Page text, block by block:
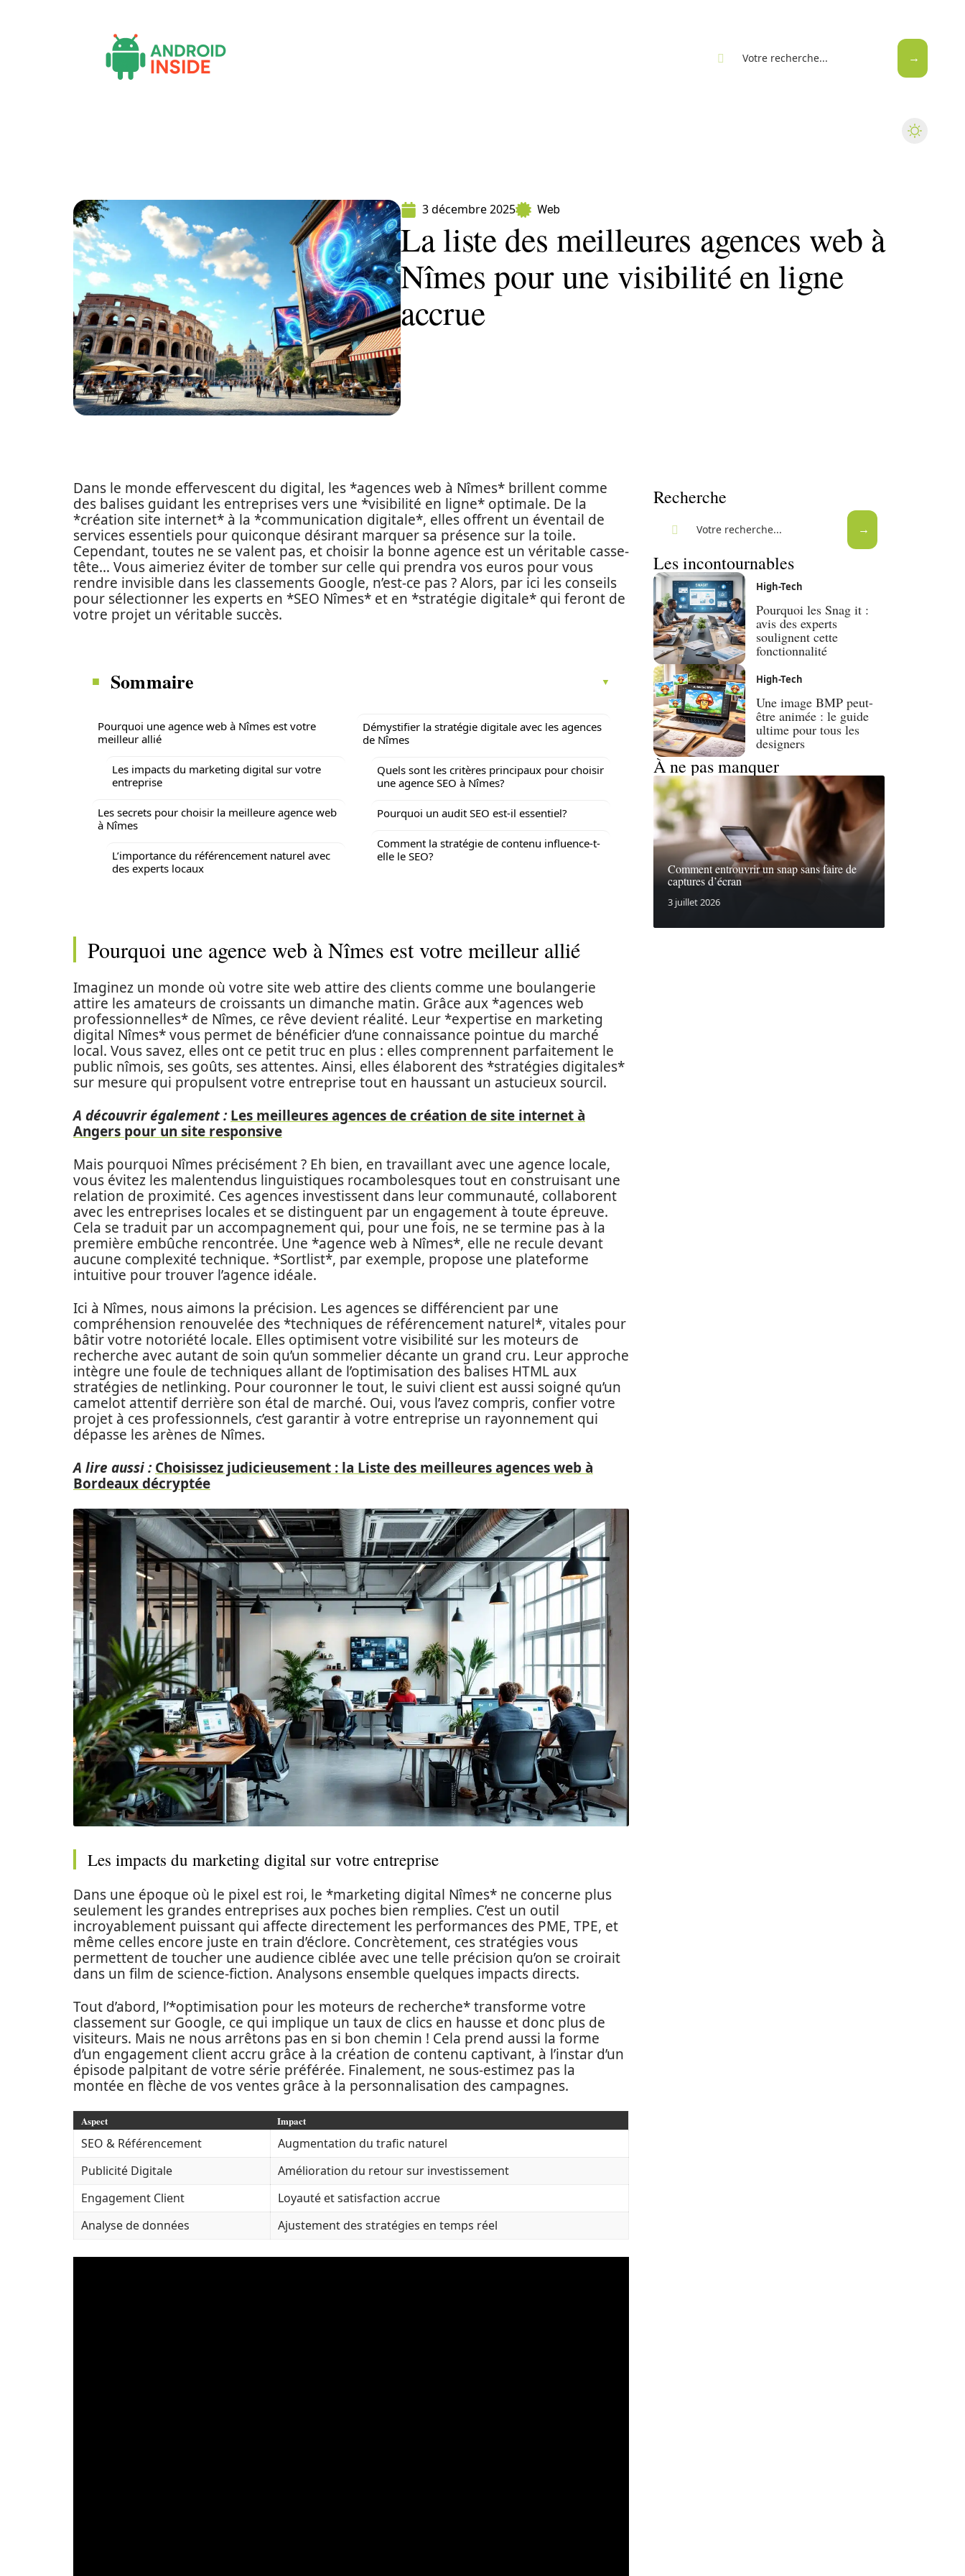
3 décembre 2025 Web
La liste des meilleures agences web à
Nîmes pour une visibilité en ligne
accrue
Dans le monde effervescent du digital, les *agences web à Nîmes* brillent comme
des balises guidant les entreprises vers une *visibilité en ligne* optimale. De la
*création site internet* à la *communication digitale*, elles offrent un éventail de
services essentiels pour quiconque désirant marquer sa présence sur la toile.
Cependant, toutes ne se valent pas, et choisir la bonne agence est un véritable casse-
tête… Vous aimeriez éviter de tomber sur celle qui prendra vos euros pour vous
rendre invisible dans les classements Google, n’est-ce pas ? Alors, par ici les conseils
pour sélectionner les experts en *SEO Nîmes* et en *stratégie digitale* qui feront de
votre projet un véritable succès.
Sommaire
Pourquoi une agence web à Nîmes est votre
meilleur allié
Les impacts du marketing digital sur votre
entreprise
Les secrets pour choisir la meilleure agence web
à Nîmes
L’importance du référencement naturel avec
des experts locaux
Démystifier la stratégie digitale avec les agences
de Nîmes
Quels sont les critères principaux pour choisir
une agence SEO à Nîmes?
Pourquoi un audit SEO est-il essentiel?
Comment la stratégie de contenu influence-t-
elle le SEO?
Pourquoi une agence web à Nîmes est votre meilleur allié
Imaginez un monde où votre site web attire des clients comme une boulangerie
attire les amateurs de croissants un dimanche matin. Grâce aux *agences web
professionnelles* de Nîmes, ce rêve devient réalité. Leur *expertise en marketing
digital Nîmes* vous permet de bénéficier d’une connaissance pointue du marché
local. Vous savez, elles ont ce petit truc en plus : elles comprennent parfaitement le
public nîmois, ses goûts, ses attentes. Ainsi, elles élaborent des *stratégies digitales*
sur mesure qui propulsent votre entreprise tout en haussant un astucieux sourcil.
A découvrir également : Les meilleures agences de création de site internet à
Angers pour un site responsive
Mais pourquoi Nîmes précisément ? Eh bien, en travaillant avec une agence locale,
vous évitez les malentendus linguistiques rocambolesques tout en construisant une
relation de proximité. Ces agences investissent dans leur communauté, collaborent
avec les entreprises locales et se distinguent par un engagement à toute épreuve.
Cela se traduit par un accompagnement qui, pour une fois, ne se termine pas à la
première embûche rencontrée. Une *agence web à Nîmes*, elle ne recule devant
aucune complexité technique. *Sortlist*, par exemple, propose une plateforme
intuitive pour trouver l’agence idéale.
Ici à Nîmes, nous aimons la précision. Les agences se différencient par une
compréhension renouvelée des *techniques de référencement naturel*, vitales pour
bâtir votre notoriété locale. Elles optimisent votre visibilité sur les moteurs de
recherche avec autant de soin qu’un sommelier décante un grand cru. Leur approche
intègre une foule de techniques allant de l’optimisation des balises HTML aux
stratégies de netlinking. Pour couronner le tout, le suivi client est aussi soigné qu’un
camelot attentif derrière son étal de marché. Oui, vous l’avez compris, confier votre
projet à ces professionnels, c’est garantir à votre entreprise un rayonnement qui
dépasse les arènes de Nîmes.
A lire aussi : Choisissez judicieusement : la Liste des meilleures agences web à
Bordeaux décryptée
Les impacts du marketing digital sur votre entreprise
Dans une époque où le pixel est roi, le *marketing digital Nîmes* ne concerne plus
seulement les grandes entreprises aux poches bien remplies. C’est un outil
incroyablement puissant qui affecte directement les performances des PME, TPE, et
même celles encore juste en train d’éclore. Concrètement, ces stratégies vous
permettent de toucher une audience ciblée avec une telle précision qu’on se croirait
dans un film de science-fiction. Analysons ensemble quelques impacts directs.
Tout d’abord, l’*optimisation pour les moteurs de recherche* transforme votre
classement sur Google, ce qui implique un taux de clics en hausse et donc plus de
visiteurs. Mais ne nous arrêtons pas en si bon chemin ! Cela prend aussi la forme
d’un engagement client accru grâce à la création de contenu captivant, à l’instar d’un
épisode palpitant de votre série préférée. Finalement, ne sous-estimez pas la
montée en flèche de vos ventes grâce à la personnalisation des campagnes.
Aspect Impact
SEO & Référencement
Augmentation du trafic naturel
Publicité Digitale
Amélioration du retour sur investissement
Engagement Client
Loyauté et satisfaction accrue
Analyse de données
Ajustement des stratégies en temps réel
Recherche
Les incontournables
High-Tech
Pourquoi les Snag it :
avis des experts
soulignent cette
fonctionnalité
High-Tech
Une image BMP peut-
être animée : le guide
ultime pour tous les
designers
À ne pas manquer
Comment entrouvrir un snap sans faire de
captures d’écran
3 juillet 2026